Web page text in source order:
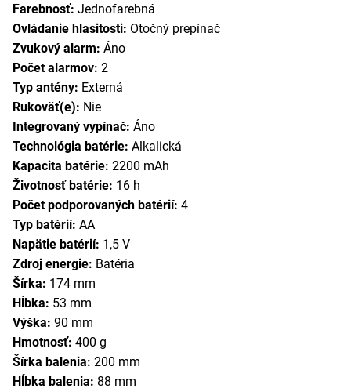
Farebnosť: Jednofarebná
Ovládanie hlasitosti: Otočný prepínač
Zvukový alarm: Áno
Počet alarmov: 2
Typ antény: Externá
Rukoväť(e): Nie
Integrovaný vypínač: Áno
Technológia batérie: Alkalická
Kapacita batérie: 2200 mAh
Životnosť batérie: 16 h
Počet podporovaných batérií: 4
Typ batérií: AA
Napätie batérií: 1,5 V
Zdroj energie: Batéria
Šírka: 174 mm
Hĺbka: 53 mm
Výška: 90 mm
Hmotnosť: 400 g
Šírka balenia: 200 mm
Hĺbka balenia: 88 mm